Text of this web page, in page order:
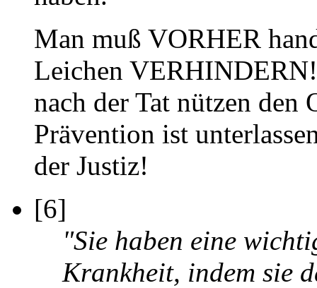
Man muß VORHER
Leichen
nach der Tat nützen den
Prävention ist
der Justiz!
[6]
"Sie haben eine
Krankheit, indem sie